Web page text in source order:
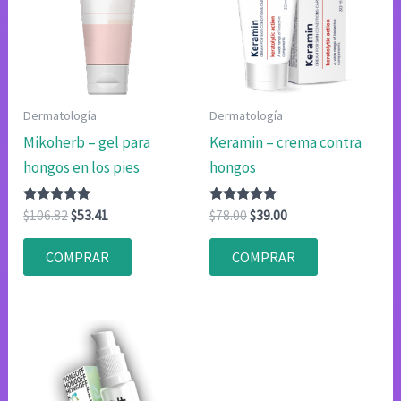
Dermatología
Mikoherb – gel para
hongos en los pies
Valorado
con
4.80
de 5
$106.82El
original
era:
$53.41El
es:
COMPRAR
Dermatología
Keramin – crema contra
hongos
Valorado
con
4.80
$78.00El
original
era:
$39.00El
actual
es:
COMPRAR